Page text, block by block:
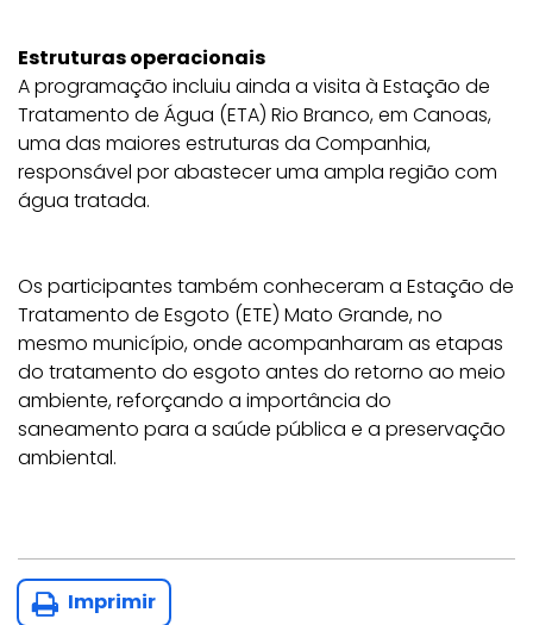
Estruturas operacionais
A programação incluiu ainda a visita à Estação de
Tratamento de Água (ETA) Rio Branco, em Canoas,
uma das maiores estruturas da Companhia,
responsável por abastecer uma ampla região com
água tratada.
Os participantes também conheceram a Estação de
Tratamento de Esgoto (ETE) Mato Grande, no
mesmo município, onde acompanharam as etapas
do tratamento do esgoto antes do retorno ao meio
ambiente, reforçando a importância do
saneamento para a saúde pública e a preservação
ambiental.
Imprimir